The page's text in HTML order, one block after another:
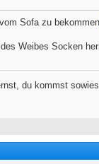
Sofa zu bekommen
Weibes Socken
du kommst